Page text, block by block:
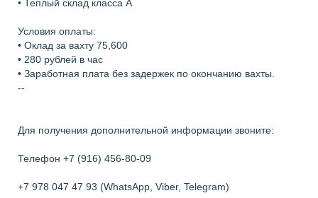
• Теплый склад класса А
Условия оплаты:
• Оклад за вахту 75,600
• 280 рублей в час
• Заработная плата без задержек по окончанию вахты.
--
Для получения дополнительной информации звоните:
Телефон +7 (916) 456-80-09
+7 978 047 47 93 (WhatsApp, Viber, Telegram)